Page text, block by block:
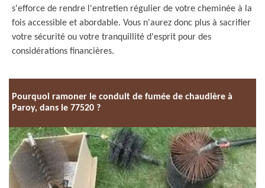
s'efforce de rendre l'entretien régulier de votre cheminée à la
fois accessible et abordable. Vous n'aurez donc plus à sacrifier
votre sécurité ou votre tranquillité d'esprit pour des
considérations financières.
Pourquoi ramoner le conduit de fumée de chaudière à
Paroy, dans le 77520 ?